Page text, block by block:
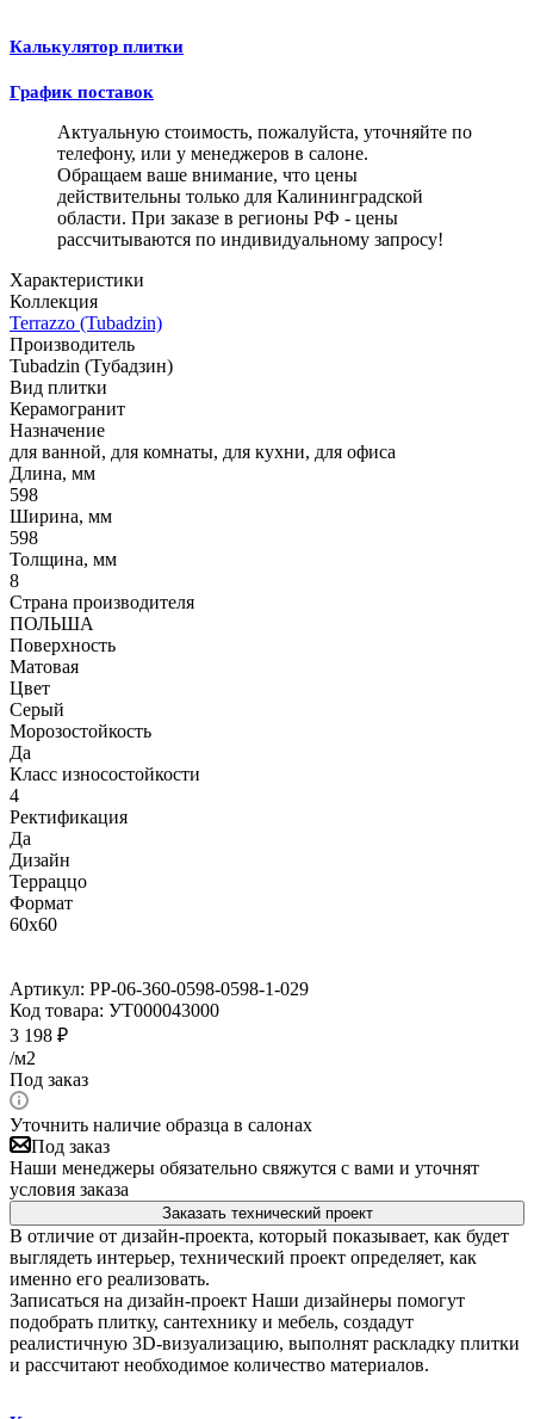
Калькулятор плитки
График поставок
Актуальную стоимость, пожалуйста, уточняйте по
телефону, или у менеджеров в салоне.
Обращаем ваше внимание, что цены
действительны только для Калининградской
области. При заказе в регионы РФ - цены
рассчитываются по индивидуальному запросу!
Характеристики
Коллекция
Terrazzo (Tubadzin)
Производитель
Tubadzin (Тубадзин)
Вид плитки
Керамогранит
Назначение
для ванной, для комнаты, для кухни, для офиса
Длина, мм
598
Ширина, мм
598
Толщина, мм
8
Страна производителя
ПОЛЬША
Поверхность
Матовая
Цвет
Серый
Морозостойкость
Да
Класс износостойкости
4
Ректификация
Да
Дизайн
Терраццо
Формат
60x60
Артикул: PP-06-360-0598-0598-1-029
Код товара: УТ000043000
3 198 ₽
/м2
Под заказ
Уточнить наличие образца в салонах
Под заказ
Наши менеджеры обязательно свяжутся с вами и уточнят
условия заказа
Заказать технический проект
В отличие от дизайн-проекта, который показывает, как будет
выглядеть интерьер, технический проект определяет, как
именно его реализовать.
Записаться на дизайн-проект Наши дизайнеры помогут
подобрать плитку, сантехнику и мебель, создадут
реалистичную 3D-визуализацию, выполнят раскладку плитки
и рассчитают необходимое количество материалов.